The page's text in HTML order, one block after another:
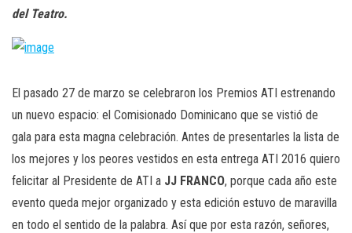
del Teatro.
El pasado 27 de marzo se celebraron los Premios ATI estrenando
un nuevo espacio: el Comisionado Dominicano que se vistió de
gala para esta magna celebración. Antes de presentarles la lista de
los mejores y los peores vestidos en esta entrega ATI 2016 quiero
felicitar al Presidente de ATI a JJ FRANCO, porque cada año este
evento queda mejor organizado y esta edición estuvo de maravilla
en todo el sentido de la palabra. Así que por esta razón, señores,